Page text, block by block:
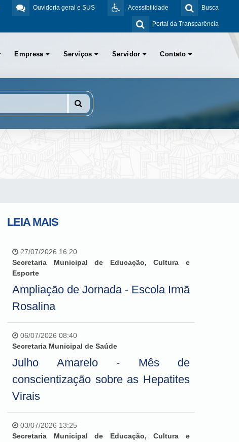
Busca
Acessibilidade
Ouvidoria geral e SUS
Portal da Transparência
Empresa Serviços Servidor Contato
LEIA MAIS
27/07/2026 16:20
Secretaria Municipal de Educação, Cultura e
Esporte
Ampliação de Jornada - Escola Irmã
Rosalina
06/07/2026 08:40
Secretaria Municipal de Saúde
Julho Amarelo - Mês de
conscientização sobre as Hepatites
Virais
03/07/2026 13:25
Secretaria Municipal de Educação, Cultura e